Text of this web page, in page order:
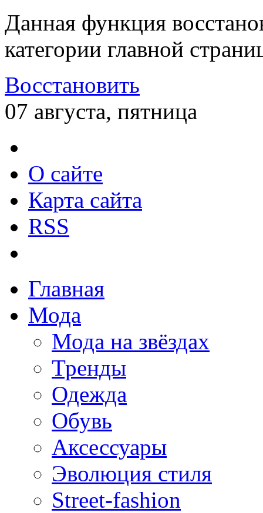
Данная функция
категории главной
Восстановить
07 августа, пятница
О сайте
Карта сайта
RSS
Главная
Мода
Мода на звёздах
Тренды
Одежда
Обувь
Аксессуары
Эволюция стиля
Street-fashion